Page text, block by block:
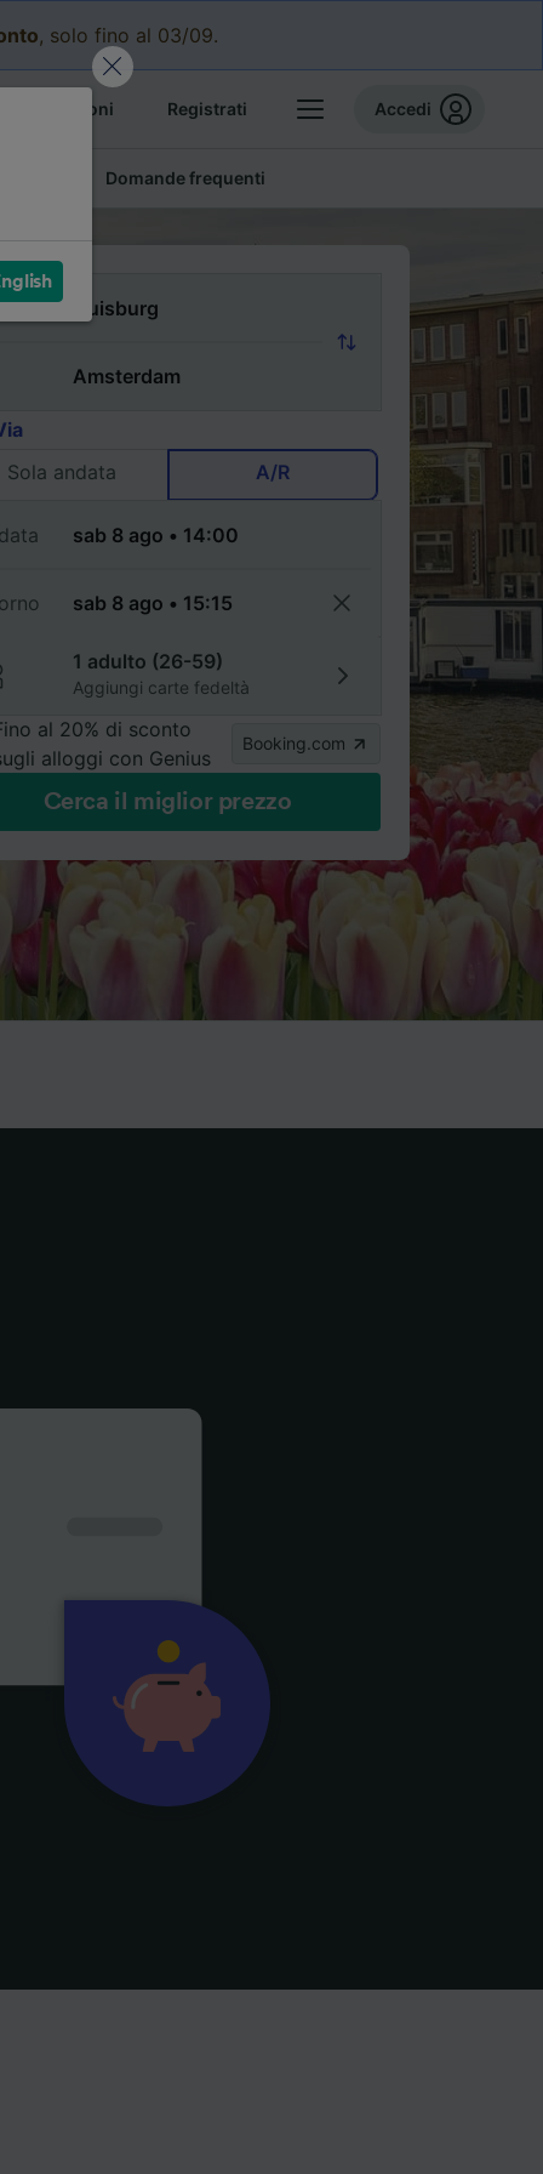
, solo fino al 03/09.
prenotazioni Registrati Accedi
Domande frequenti
Sola andata
A/R
1 adulto (26-59)
Aggiungi carte fedeltà
al 20% di sconto
alloggi con Genius
Booking.com
Cerca il miglior prezzo